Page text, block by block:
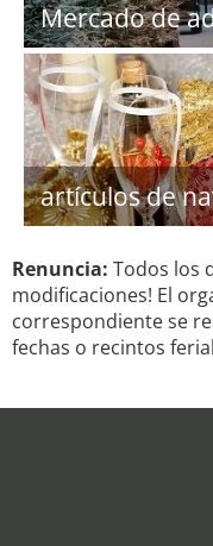
Mercado de
artículos de
Renuncia: Todos los
modificaciones! El
correspondiente se
fechas o recintos